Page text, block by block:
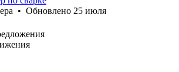
• Обновлено 25 июля